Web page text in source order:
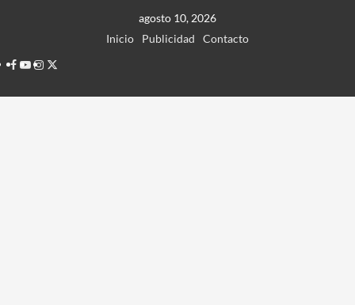
agosto 10, 2026
Inicio
Publicidad
Contacto
Facebook
Youtube
Instagram
Twitter